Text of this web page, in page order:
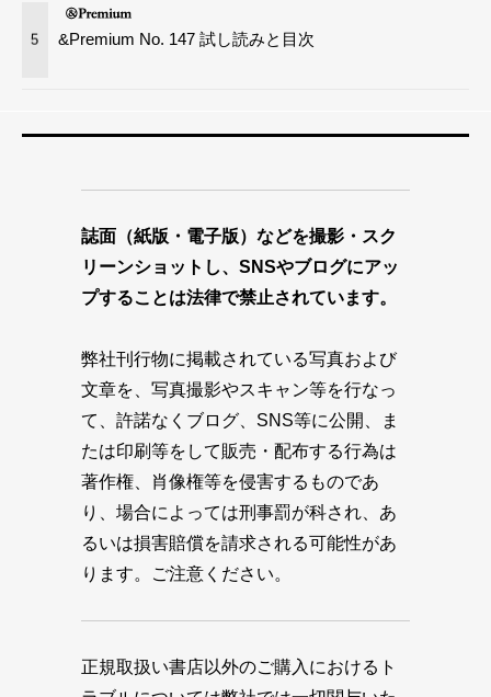
5 &Premium No. 147 試し読みと目次
誌面（紙版・電子版）などを撮影・スク
リーンショットし、SNSやブログにアッ
プすることは法律で禁止されています。
弊社刊行物に掲載されている写真および
文章を、写真撮影やスキャン等を行なっ
て、許諾なくブログ、SNS等に公開、ま
たは印刷等をして販売・配布する行為は
著作権、肖像権等を侵害するものであ
り、場合によっては刑事罰が科され、あ
るいは損害賠償を請求される可能性があ
ります。ご注意ください。
正規取扱い書店以外のご購入におけるト